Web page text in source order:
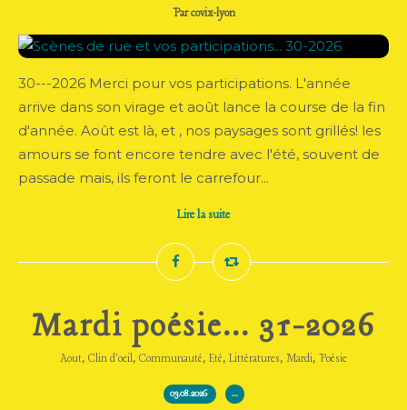
Par covix-lyon
30---2026 Merci pour vos participations. L'année
arrive dans son virage et août lance la course de la fin
d'année. Août est là, et , nos paysages sont grillés! les
amours se font encore tendre avec l'été, souvent de
passade mais, ils feront le carrefour...
Lire la suite
Mardi poésie... 31-2026
Aout, Clin d'oeil, Communauté, Eté, Littératures, Mardi, Poésie
03.08.2026 …